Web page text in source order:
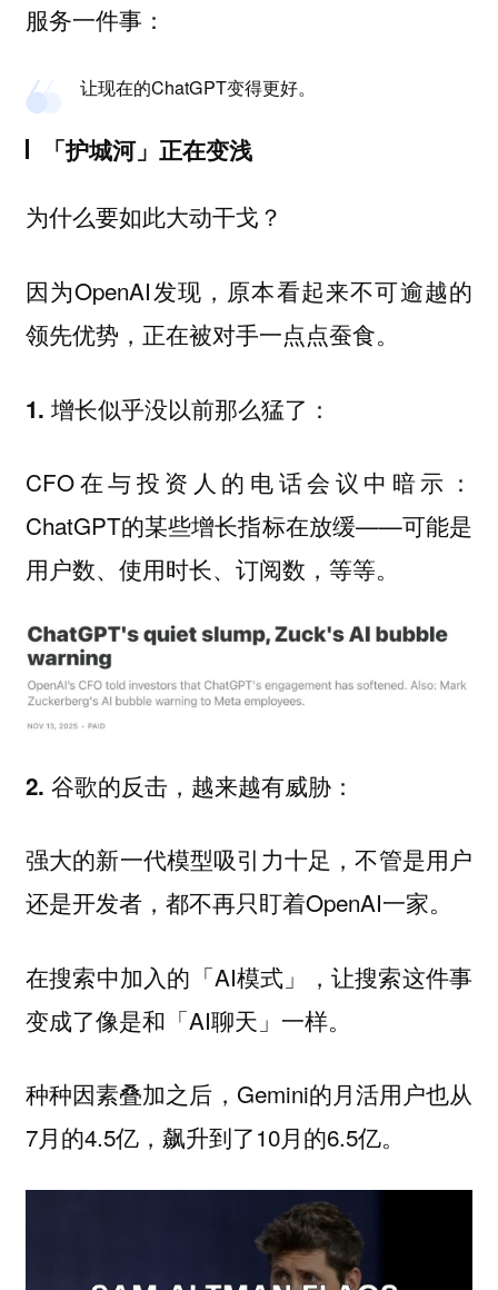
服务一件事：
让现在的ChatGPT变得更好。
「护城河」正在变浅
为什么要如此大动干戈？
因为OpenAI发现，原本看起来不可逾越的
领先优势，正在被对手一点点蚕食。
1. 增长似乎没以前那么猛了：
CFO在与投资人的电话会议中暗示：
ChatGPT的某些增长指标在放缓——可能是
用户数、使用时长、订阅数，等等。
2. 谷歌的反击，越来越有威胁：
强大的新一代模型吸引力十足，不管是用户
还是开发者，都不再只盯着OpenAI一家。
在搜索中加入的「AI模式」，让搜索这件事
变成了像是和「AI聊天」一样。
种种因素叠加之后，Gemini的月活用户也从
7月的4.5亿，飙升到了10月的6.5亿。